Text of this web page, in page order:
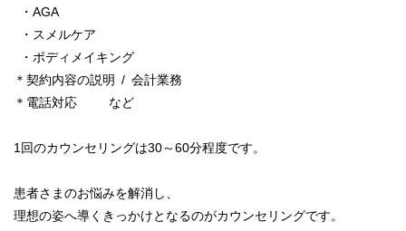
・AGA
・スメルケア
・ボディメイキング
＊契約内容の説明 / 会計業務
＊電話対応 など
1回のカウンセリングは30～60分程度です。
患者さまのお悩みを解消し、
理想の姿へ導くきっかけとなるのがカウンセリングです。